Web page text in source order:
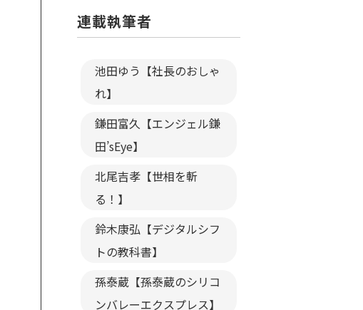
連載執筆者
池田ゆう【社長のおしゃ
れ】
鎌田富久【エンジェル鎌
田’sEye】
北尾吉孝【世相を斬
る！】
鈴木康弘【デジタルシフ
トの教科書】
孫泰蔵【孫泰蔵のシリコ
ンバレーエクスプレス】